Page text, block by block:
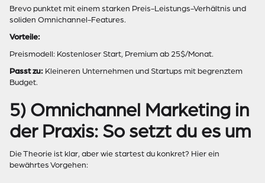
Brevo punktet mit einem starken Preis-Leistungs-Verhältnis und
soliden Omnichannel-Features.
Vorteile:
Preismodell: Kostenloser Start, Premium ab 25$/Monat.
Passt zu: Kleineren Unternehmen und Startups mit begrenztem
Budget.
5) Omnichannel Marketing in
der Praxis: So setzt du es um
Die Theorie ist klar, aber wie startest du konkret? Hier ein
bewährtes Vorgehen: